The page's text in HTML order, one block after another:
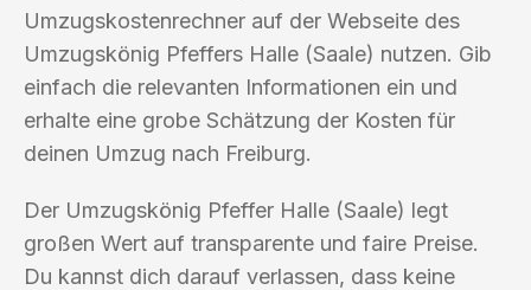
Umzugskostenrechner auf der Webseite des
Umzugskönig Pfeffers Halle (Saale) nutzen. Gib
einfach die relevanten Informationen ein und
erhalte eine grobe Schätzung der Kosten für
deinen Umzug nach Freiburg.
Der Umzugskönig Pfeffer Halle (Saale) legt
großen Wert auf transparente und faire Preise.
Du kannst dich darauf verlassen, dass keine